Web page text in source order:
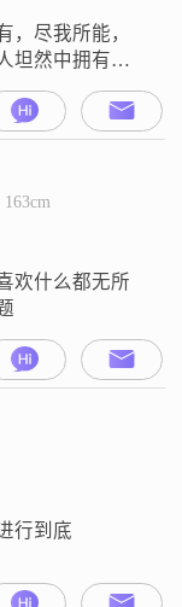
，尽我所能，
坦然中拥有不
欢什么都无所
行到底